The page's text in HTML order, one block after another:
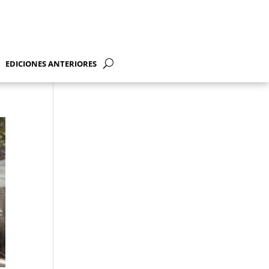
EDICIONES ANTERIORES